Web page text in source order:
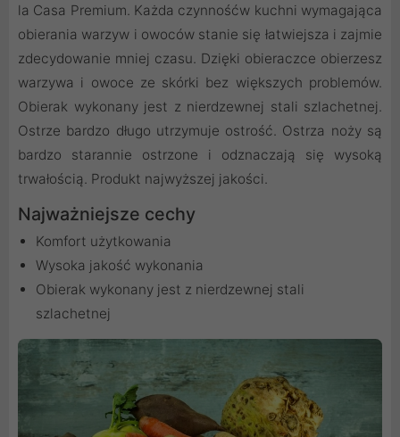
la Casa Premium. Każda czynnośćw kuchni wymagająca
obierania warzyw i owoców stanie się łatwiejsza i zajmie
zdecydowanie mniej czasu. Dzięki obieraczce obierzesz
warzywa i owoce ze skórki bez większych problemów.
Obierak wykonany jest z nierdzewnej stali szlachetnej.
Ostrze bardzo długo utrzymuje ostrość. Ostrza noży są
bardzo starannie ostrzone i odznaczają się wysoką
trwałością. Produkt najwyższej jakości.
Najważniejsze cechy
Komfort użytkowania
Wysoka jakość wykonania
Obierak wykonany jest z nierdzewnej stali
szlachetnej